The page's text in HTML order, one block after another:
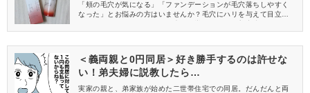
「頬の毛穴が気になる」「ファンデーションが毛穴落ちしやすく
なった」とお悩みの方はいませんか？毛穴にハリを与えて目立ち
年9月9日に新発売しました！ドラッグストアで購入できる要注目
＜義両親と0円同居＞好き勝手するのは許せな
い！弟夫婦に説教したら…
実家の親と、弟家族が始めた二世帯住宅での同居。だんだんと両